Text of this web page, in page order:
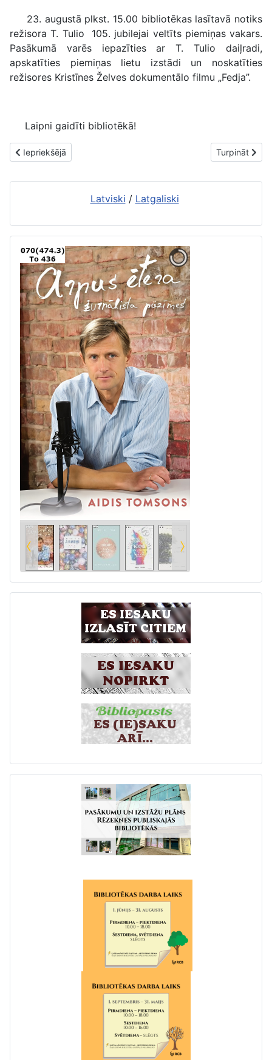
23. augustā plkst. 15.00 bibliotēkas lasītavā notiks
režisora T. Tulio 105. jubilejai veltīts piemiņas vakars.
Pasākumā varēs iepazīties ar T. Tulio daiļradi,
apskatīties piemiņas lietu izstādi un noskatīties
režisores Kristīnes Želves dokumentālo filmu „Fedja”.
Laipni gaidīti bibliotēkā!
Iepriekšējais raksts: Rēzeknes Centrālā bibliotēka aicina balsot
Iepriekšējā Nākamais
Turpināt
Latviski / Latgaliski